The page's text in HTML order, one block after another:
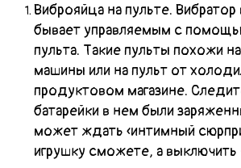
Виброяйца на пульте.
бывает управляемым с
пульта. Такие пульты похожи
машины или на пульт от
продуктовом магазине.
батарейки в нем были
может ждать «интимный
игрушку сможете, а выключить